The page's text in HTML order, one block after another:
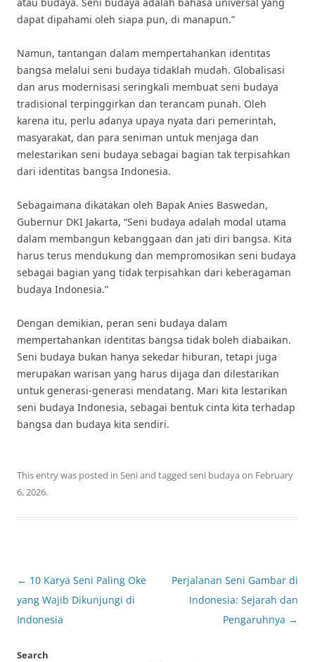
dapat dipahami oleh siapa pun, di manapun.”
Namun, tantangan dalam mempertahankan identitas
bangsa melalui seni budaya tidaklah mudah. Globalisasi
dan arus modernisasi seringkali membuat seni budaya
tradisional terpinggirkan dan terancam punah. Oleh
karena itu, perlu adanya upaya nyata dari pemerintah,
masyarakat, dan para seniman untuk menjaga dan
melestarikan seni budaya sebagai bagian tak terpisahkan
dari identitas bangsa Indonesia.
Sebagaimana dikatakan oleh Bapak Anies Baswedan,
Gubernur DKI Jakarta, “Seni budaya adalah modal utama
dalam membangun kebanggaan dan jati diri bangsa. Kita
harus terus mendukung dan mempromosikan seni budaya
sebagai bagian yang tidak terpisahkan dari keberagaman
budaya Indonesia.”
Dengan demikian, peran seni budaya dalam
mempertahankan identitas bangsa tidak boleh diabaikan.
Seni budaya bukan hanya sekedar hiburan, tetapi juga
merupakan warisan yang harus dijaga dan dilestarikan
untuk generasi-generasi mendatang. Mari kita lestarikan
seni budaya Indonesia, sebagai bentuk cinta kita terhadap
bangsa dan budaya kita sendiri.
This entry was posted in Seniand tagged seni budaya on February
6, 2026.
Post
navigation
← 10 Karya Seni Paling Oke
yang Wajib Dikunjungi di
Indonesia
Perjalanan Seni Gambar di
Indonesia: Sejarah dan
Pengaruhnya →
Search